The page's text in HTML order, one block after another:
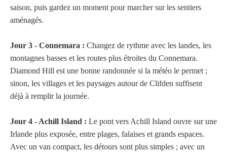
saison, puis gardez un moment pour marcher sur les sentiers
aménagés.
Jour 3 - Connemara : Changez de rythme avec les landes, les
montagnes basses et les routes plus étroites du Connemara.
Diamond Hill est une bonne randonnée si la météo le permet ;
sinon, les villages et les paysages autour de Clifden suffisent
déjà à remplir la journée.
Jour 4 - Achill Island : Le pont vers Achill Island ouvre sur une
Irlande plus exposée, entre plages, falaises et grands espaces.
Avec un van compact, les détours sont plus simples ; avec un